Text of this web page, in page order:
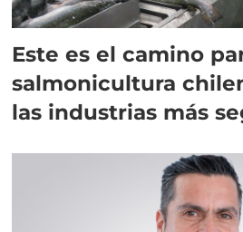
Este es el camino
salmonicultura
las industrias más